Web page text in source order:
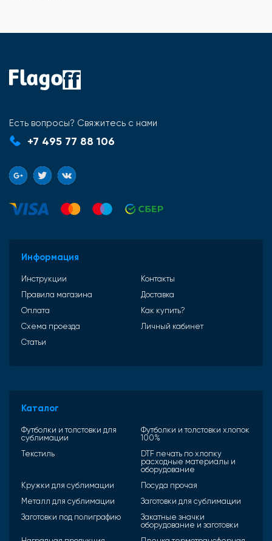
Есть вопросы? Свяжитесь с нами
+7 495 77 88 106
Информация
Инструкции
Контакты
Правила магазина
Доставка
Оплата
Как купить?
Схема проезда
Личный кабинет
Статьи
Каталог
Футболки и толстовки для
сублимации
Футболки и толстовки хлопок
100%
Текстиль
DTF печать по хлопку
расходные материалы и
оборудование
Кружки для сублимации
Посуда прочая
Металл для сублимации
Заготовки для сублимации
Заготовки под полиграфию
Закатные значки
оборудование и заготовки